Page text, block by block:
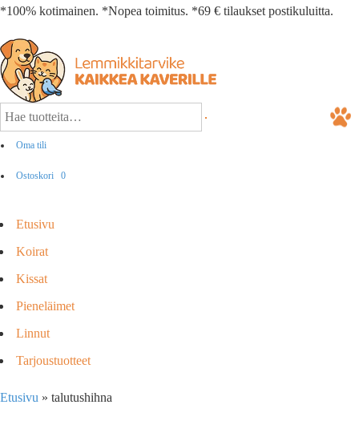
*100% kotimainen. *Nopea toimitus. *69 € tilaukset postikuluitta.
Oma tili
Ostoskori 0
Etusivu
Koirat
Kissat
Pieneläimet
Linnut
Tarjoustuotteet
Etusivu » talutushihna